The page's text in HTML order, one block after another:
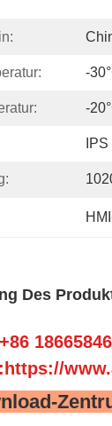
-
-
IPS
Des